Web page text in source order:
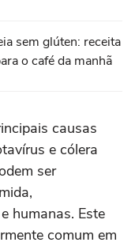
sem glúten: receita
o café da manhã
causas
e cólera
ser
humanas. Este
comum em